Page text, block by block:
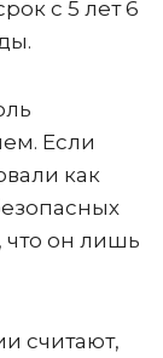
с 5 лет 6
Если
как
что он лишь
считают,